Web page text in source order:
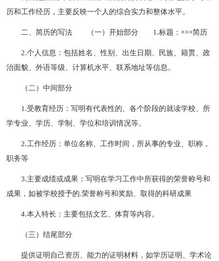
历和工作经历，主要反映一个人的综合实力和整体水平。
二、简历的写法 （一）开始部分 1.标题：×××简历
2.个人信息：包括姓名、性别、出生日期、民族、籍贯、政
治面貌、外语等级、计算机水平、联系地址等信息。
（二）中间部分
1.受教育经历：写明有代表性的、各个阶段的就读学校、所
学专业、学历、学制、学位和培训情况等。
2.工作经历：单位名称、工作时间，所从事的专业、职称，
职务等
3.主要成绩或成果：写明在学习工作中所获得的荣誉称号和
成果，如被学校授予的.荣誉称号和奖励、取得的科研成果
4.本人特长：主要包括文艺、体育等内容。
（三）结尾部分
提供证明自己资历、能力的证明材料，如学历证明、学术论